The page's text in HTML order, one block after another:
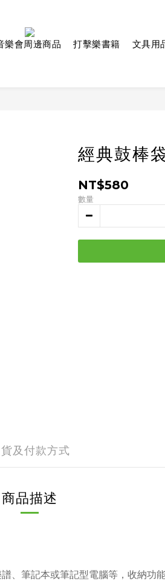
樂會周邊商品 打擊樂書籍 文具用
經典鼓棒
NT$580
數量
及付款方式
商品描述
、筆記本或筆記型電腦等，收納功